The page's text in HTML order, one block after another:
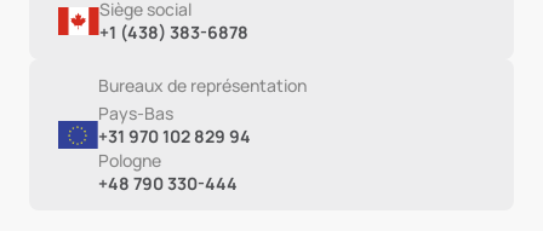
Siège social
+1 (438) 383-6878
Bureaux de représentation
Pays-Bas
+31 970 102 829 94
Pologne
+48 790 330-444